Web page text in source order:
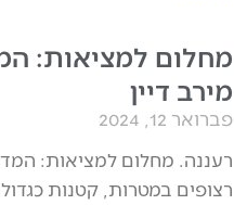
מחלום למציאות:
מירב דיין
פברואר 12, 2024
רעננה. מחלום למציאות:
רצופים במטרות, קטנות